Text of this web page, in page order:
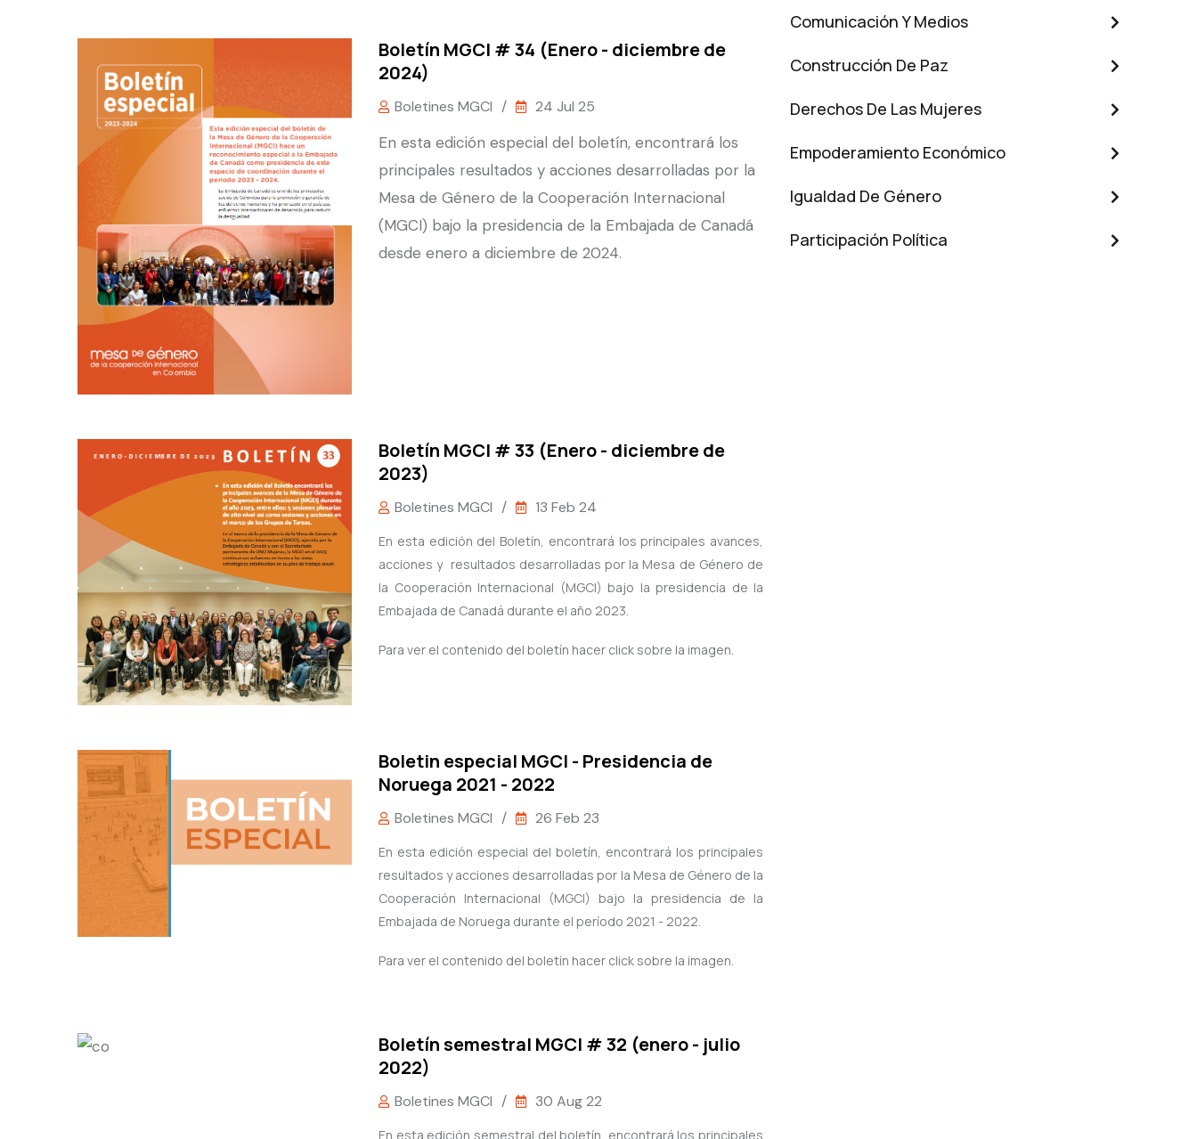
Boletín MGCI # 34 (Enero - diciembre de
2024)
Boletines MGCI / 24 Jul 25
En esta edición especial del boletín, encontrará los
principales resultados y acciones desarrolladas por la
Mesa de Género de la Cooperación Internacional
(MGCI) bajo la presidencia de la Embajada de Canadá
desde enero a diciembre de 2024.
Boletín MGCI # 33 (Enero - diciembre de
2023)
Boletines MGCI / 13 Feb 24
En esta edición del Boletín, encontrará los principales avances,
acciones y resultados desarrolladas por la Mesa de Género de
la Cooperación Internacional (MGCI) bajo la presidencia de la
Embajada de Canadá durante el año 2023.
Para ver el contenido del boletín hacer click sobre la imagen.
Boletin especial MGCI - Presidencia de
Noruega 2021 - 2022
Boletines MGCI / 26 Feb 23
En esta edición especial del boletín, encontrará los principales
resultados y acciones desarrolladas por la Mesa de Género de la
Cooperación Internacional (MGCI) bajo la presidencia de la
Embajada de Noruega durante el período 2021 - 2022.
Para ver el contenido del boletín hacer click sobre la imagen.
Boletín semestral MGCI # 32 (enero - julio
2022)
Boletines MGCI / 30 Aug 22
En esta edición semestral del boletín, encontrará los principales
Comunicación Y Medios
Construcción De Paz
Derechos De Las Mujeres
Empoderamiento Económico
Igualdad De Género
Participación Política